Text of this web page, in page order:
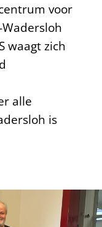
voor
waagt zich
alle
is